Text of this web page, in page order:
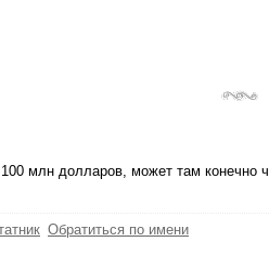
100 млн долларов, может там конечно
Обратиться по имени